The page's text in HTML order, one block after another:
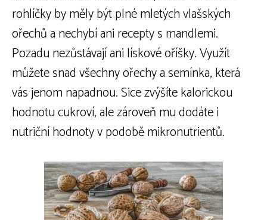
rohlíčky by měly být plné mletých vlašských
ořechů a nechybí ani recepty s mandlemi.
Pozadu nezůstávají ani lískové oříšky. Využít
můžete snad všechny ořechy a semínka, která
vás jenom napadnou. Sice zvýšíte kalorickou
hodnotu cukroví, ale zároveň mu dodáte i
nutriční hodnoty v podobě mikronutrientů.